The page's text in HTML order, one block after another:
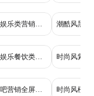
时尚潮酷风红色休闲娱乐类营销带货酒吧营销手机全屏海报
简约潮酷风橙色休闲娱乐餐饮类酒吧活动营销全屏手机海报
潮酷风通用类紫色酒吧营销全屏手机海报